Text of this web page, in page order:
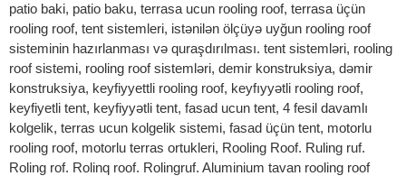
patio baki, patio baku, terrasa ucun rooling roof, terrasa üçün
rooling roof, tent sistemleri, istənilən ölçüyə uyğun rooling roof
sisteminin hazırlanması və quraşdırılması. tent sistemləri, rooling
roof sistemi, rooling roof sistemləri, demir konstruksiya, dəmir
konstruksiya, keyfiyyettli rooling roof, keyfıyyətli rooling roof,
keyfiyetli tent, keyfiyyətli tent, fasad ucun tent, 4 fesil davamlı
kolgelik, terras ucun kolgelik sistemi, fasad üçün tent, motorlu
rooling roof, motorlu terras ortukleri, Rooling Roof. Ruling ruf.
Roling rof. Rolinq roof. Rolingruf. Aluminium tavan rooling roof